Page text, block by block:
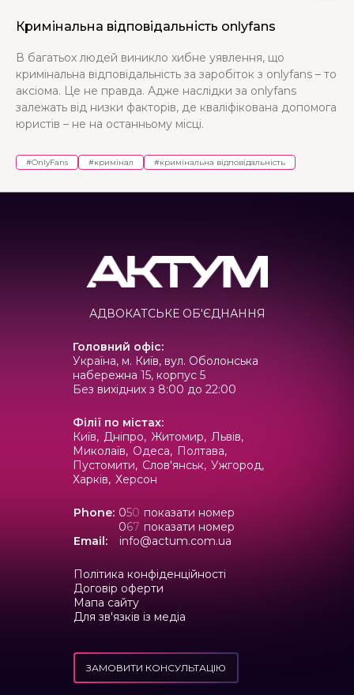
Кримінальна відповідальність onlyfans
В багатьох людей виникло хибне уявлення, що
кримінальна відповідальність за заробіток з onlyfans – то
аксіома. Це не правда. Адже наслідки за onlyfans
залежать від низки факторів, де кваліфікована допомога
юристів – не на останньому місці.
#OnlyFans #кримінал #кримінальна відповідальність
АДВОКАТСЬКЕ ОБ'ЄДНАННЯ
Головний офіс:
Україна, м. Київ, вул. Оболонська
набережна 15, корпус 5
Без вихідних з 8:00 до 22:00
Філії по містах:
Київ, Дніпро, Житомир, Львів,
Миколаїв, Одеса, Полтава,
Пустомити, Слов'янськ, Ужгород,
Харків, Херсон
Phone: 050 показати номер
067 показати номер
Email:
info@actum.com.ua
Політика конфіденційності
Договір оферти
Mапа сайту
Для зв'язків із медіа
ЗАМОВИТИ КОНСУЛЬТАЦІЮ